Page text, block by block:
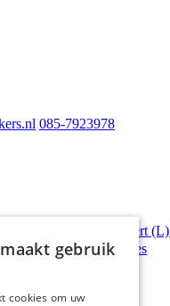
085-7923978
Ophalen in Echt of Weert (L)
Persoonlijk advies
gebruik
cookies om uw